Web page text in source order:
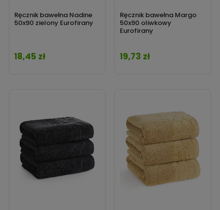
Ręcznik bawełna Nadine
50x90 zielony Eurofirany
Cena
18,45 zł
Ręcznik bawełna Margo
50x90 oliwkowy
Eurofirany
Cena
19,73 zł